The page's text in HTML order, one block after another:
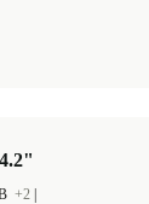
+2